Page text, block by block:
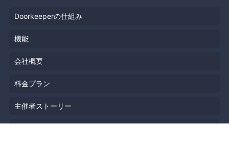
Doorkeeperの仕組み
機能
会社概要
料金プラン
主催者ストーリー